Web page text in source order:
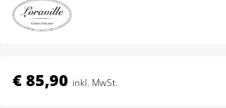
€ 85,90 inkl. MwSt.